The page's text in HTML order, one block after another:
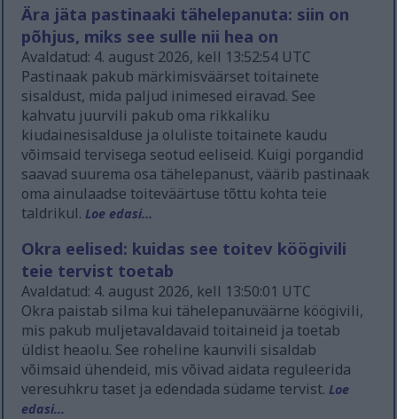
Ära jäta pastinaaki tähelepanuta: siin on
põhjus, miks see sulle nii hea on
Avaldatud: 4. august 2026, kell 13:52:54 UTC
Pastinaak pakub märkimisväärset toitainete
sisaldust, mida paljud inimesed eiravad. See
kahvatu juurvili pakub oma rikkaliku
kiudainesisalduse ja oluliste toitainete kaudu
võimsaid tervisega seotud eeliseid. Kuigi porgandid
saavad suurema osa tähelepanust, väärib pastinaak
oma ainulaadse toiteväärtuse tõttu kohta teie
taldrikul.Loe edasi...
Okra eelised: kuidas see toitev köögivili
teie tervist toetab
Avaldatud: 4. august 2026, kell 13:50:01 UTC
Okra paistab silma kui tähelepanuväärne köögivili,
mis pakub muljetavaldavaid toitaineid ja toetab
üldist heaolu. See roheline kaunvili sisaldab
võimsaid ühendeid, mis võivad aidata reguleerida
veresuhkru taset ja edendada südame tervist.Loe
edasi...